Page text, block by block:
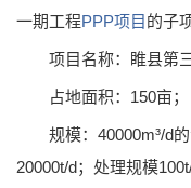
一期工程PPP项目 的子
项目名称：睢县第三
占地面积：150亩；
规模：40000m³/d的
20000t/d；处理规模